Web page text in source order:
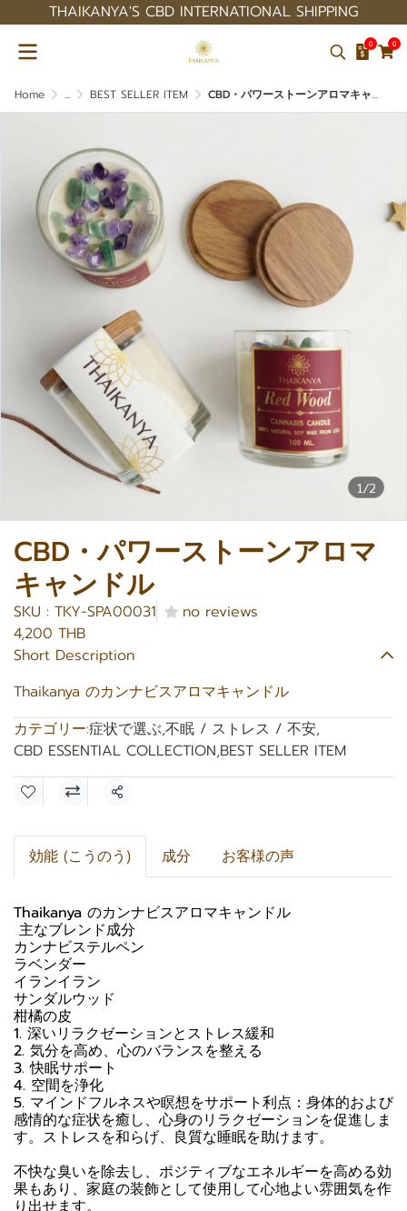
THAIKANYA'S CBD INTERNATIONAL SHIPPING
0 0
Home ... BEST SELLER ITEM CBD・パワーストーンアロマキャンドル
1/2
CBD・パワーストーンアロマ
キャンドル
SKU : TKY-SPA00031
no reviews
4,200 THB
Short Description
Thaikanya のカンナビスアロマキャンドル
カテゴリー:症状で選ぶ,不眠 / ストレス / 不安,
CBD ESSENTIAL COLLECTION,BEST SELLER ITEM
共有
効能 (こうのう) 成分 お客様の声
Thaikanya のカンナビスアロマキャンドル
️ 主なブレンド成分
カンナビステルペン
ラベンダー
イランイラン
サンダルウッド
柑橘の皮
1. 深いリラクゼーションとストレス緩和
2. 気分を高め、心のバランスを整える
3. 快眠サポート
4. 空間を浄化
5. マインドフルネスや瞑想をサポート利点：身体的および
感情的な症状を癒し、心身のリラクゼーションを促進しま
す。ストレスを和らげ、良質な睡眠を助けます。
不快な臭いを除去し、ポジティブなエネルギーを高める効
果もあり、家庭の装飾として使用して心地よい雰囲気を作
り出せます。